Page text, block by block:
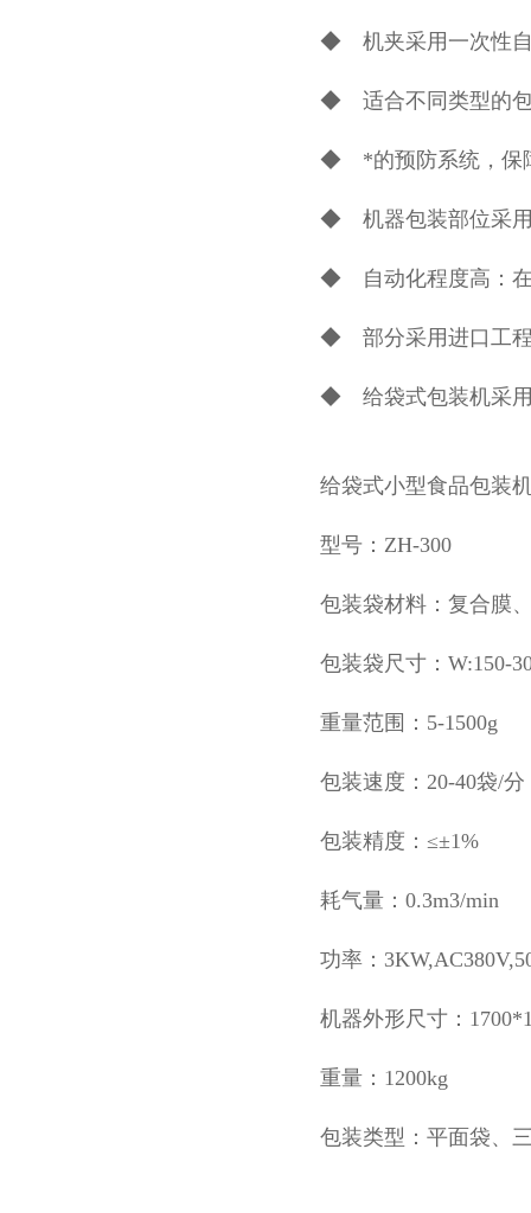
◆ 机夹采用一次性自
◆ 适合不同类型的
◆ *的预防系统，保
◆ 机器包装部位采用
◆ 自动化程度高：在
◆ 部分采用进口工程
◆ 给袋式包装机采用
给袋式小型食品包装
型号：ZH-300
包装袋材料：复合膜
包装袋尺寸：W:150-
重量范围：5-1500g
包装速度：20-40袋/
包装精度：≤±1%
耗气量：0.3m3/min
功率：
机器外形尺寸：
重量：1200kg
包装类型：平面袋、